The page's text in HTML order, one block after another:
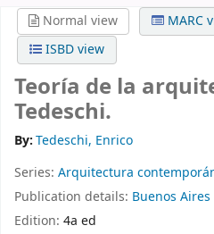
Normal view
MARC
ISBD view
Teoría de la
Tedeschi.
By:Tedeschi, Enrico
Series: Arquitectura
Publication details: Buenos Aires
Edition: 4a ed